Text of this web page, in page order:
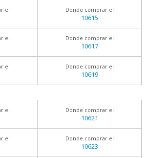
el Donde comprar el
10615
el Donde comprar el
10617
el Donde comprar el
10619
el Donde comprar el
10621
el Donde comprar el
10623